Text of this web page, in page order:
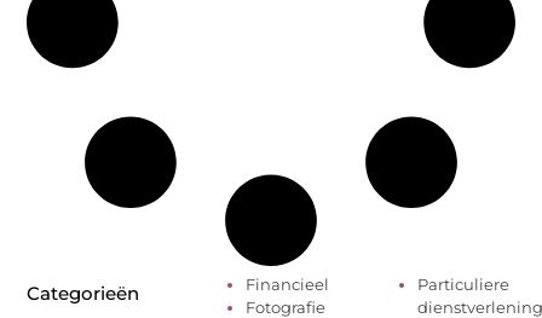
Categorieën
Financieel
Fotografie
Particuliere
dienstverlening